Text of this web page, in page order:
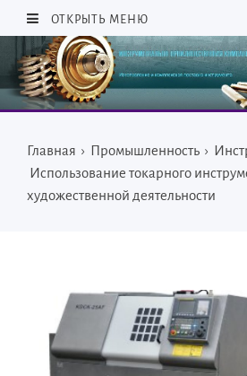
ОТКРЫТЬ МЕНЮ
Главная › Промышленность ›
Использование токарного
художественной деятельности